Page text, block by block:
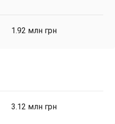
1.92 млн грн
3.12 млн грн